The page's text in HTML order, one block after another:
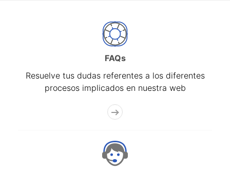
FAQs
Resuelve tus dudas referentes a los diferentes
procesos implicados en nuestra web